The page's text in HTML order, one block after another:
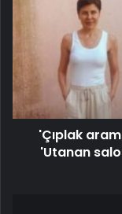
'Çıplak
'Utanan